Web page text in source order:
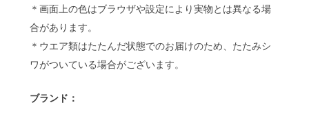
＊画面上の色はブラウザや設定により実物とは異なる場
合があります。
＊ウエア類はたたんだ状態でのお届けのため、たたみシ
ワがついている場合がございます。
ブランド：